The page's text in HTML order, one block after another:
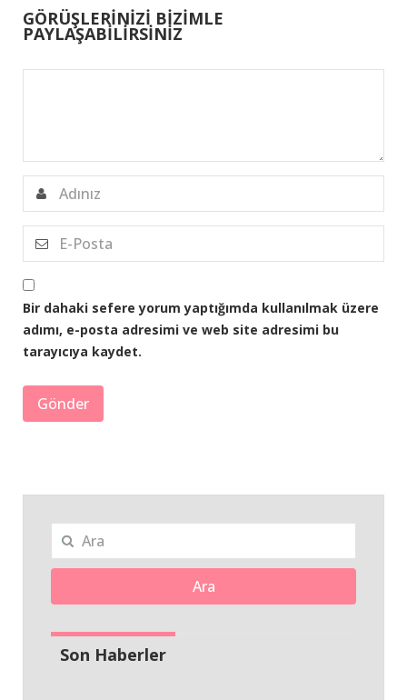
GÖRÜŞLERİNİZİ BİZİMLE
PAYLAŞABİLİRSİNİZ
Bir dahaki sefere yorum yaptığımda kullanılmak üzere
adımı, e-posta adresimi ve web site adresimi bu
tarayıcıya kaydet.
Ara
Son Haberler